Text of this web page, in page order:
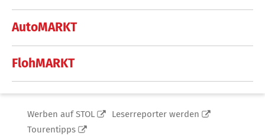
AutoMARKT
FlohMARKT
Werben auf STOL
Leserreporter werden
Tourentipps